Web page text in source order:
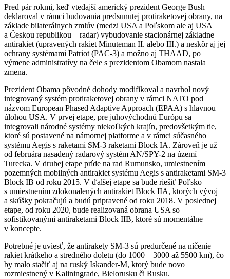
Pred pár rokmi, keď vtedajší americký prezident George Bush
deklaroval v rámci budovania predsunutej protiraketovej obrany, na
základe bilaterálnych zmlúv (medzi USA a Poľskom ale aj USA
a Českou republikou – radar) vybudovanie stacionárnej základne
antirakiet (upravených rakiet Minuteman II. alebo III.) a neskôr aj jej
ochrany systémami Patriot (PAC-3) a možno aj THAAD, po
výmene administratívy na čele s prezidentom Obamom nastala
zmena.
Prezident Obama pôvodné dohody modifikoval a navrhol nový
integrovaný systém protiraketovej obrany v rámci NATO pod
názvom European Phased Adaptive Approach (EPAA) s hlavnou
úlohou USA. V prvej etape, pre juhovýchodnú Európu sa
integrovali národné systémy niekoľkých krajín, predovšetkým tie,
ktoré sú postavené na námornej platforme a v rámci súčasného
systému Aegis s raketami SM-3 raketami Block IA. Zároveň je už
od februára nasadený radarový systém AN/SPY-2 na území
Turecka. V druhej etape príde na rad Rumunsko, umiestnením
pozemných mobilných antirakiet systému Aegis s antiraketami SM-3
Block IB od roku 2015. V ďalšej etape sa bude riešiť Poľsko
s umiestnením zdokonalených antirakiet Block IIA, ktorých vývoj
a skúšky pokračujú a budú pripravené od roku 2018. V poslednej
etape, od roku 2020, bude realizovaná obrana USA so
sofistikovanými antiraketami Block IIB, ktoré sú momentálne
v koncepte.
Potrebné je uviesť, že antirakety SM-3 sú predurčené na ničenie
rakiet krátkeho a stredného doletu (do 1000 – 3000 až 5500 km), čo
by malo stačiť aj na ruský Iskander-M, ktorý bude novo
rozmiestnený v Kaliningrade, Bielorusku či Rusku.